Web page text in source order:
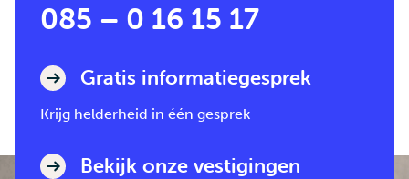
085 – 0 16 15 17
Gratis informatiegesprek
Krijg helderheid in één gesprek
Bekijk onze vestigingen